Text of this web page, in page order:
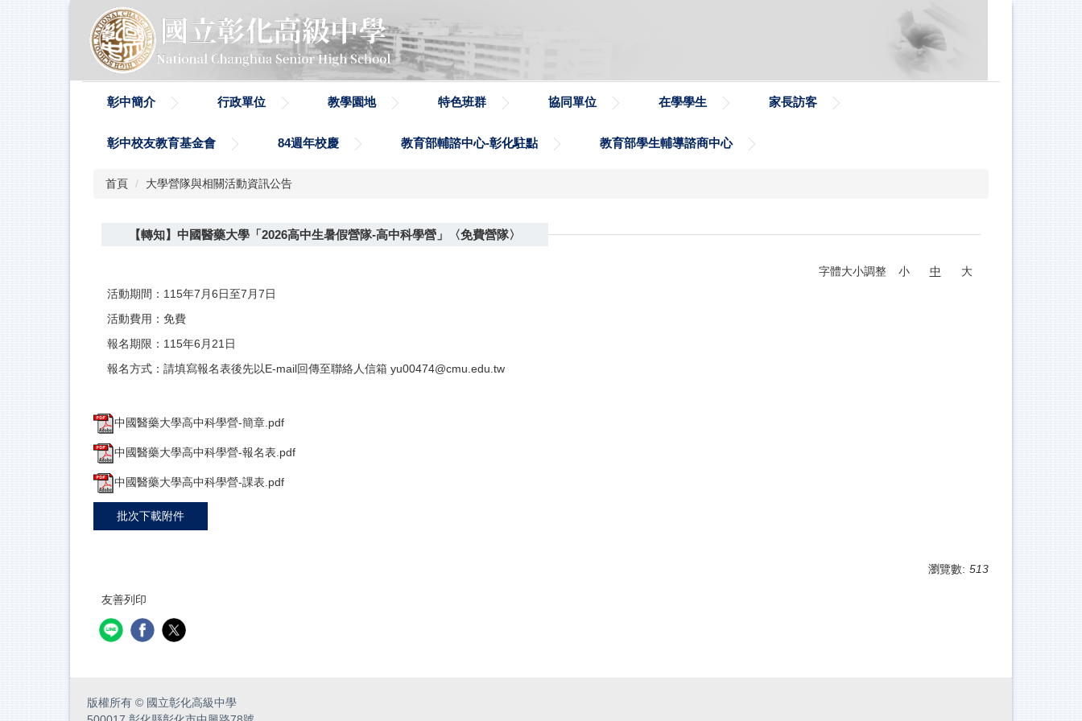
彰中簡介 行政單位 教學園地 特色班群 協同單位 在學學生 家長訪客
彰中校友教育基金會 84週年校慶 教育部輔諮中心-彰化駐點 教育部學生輔導諮商中心
首頁 大學營隊與相關活動資訊公告
【轉知】中國醫藥大學「2026高中生暑假營隊-高中科學營」〈免費營隊〉
字體大小調整 小 中
大
活動期間：115年7月6日至7月7日
活動費用：免費
報名期限：115年6月21日
報名方式：請填寫報名表後先以E-mail回傳至聯絡人信箱 yu00474@cmu.edu.tw
中國醫藥大學高中科學營-簡章.pdf
中國醫藥大學高中科學營-報名表.pdf
中國醫藥大學高中科學營-課表.pdf
批次下載附件
瀏覽數: 513
友善列印
版權所有 © 國立彰化高級中學